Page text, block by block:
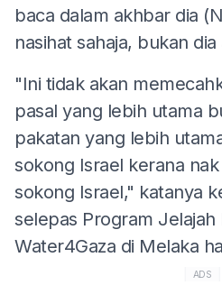
baca dalam akhbar dia
nasihat sahaja, bukan dia
"Ini tidak akan
pasal yang lebih utama
pakatan yang lebih
sokong Israel kerana
sokong Israel," katanya
selepas Program Jelajah
Water4Gaza di Melaka
ADS